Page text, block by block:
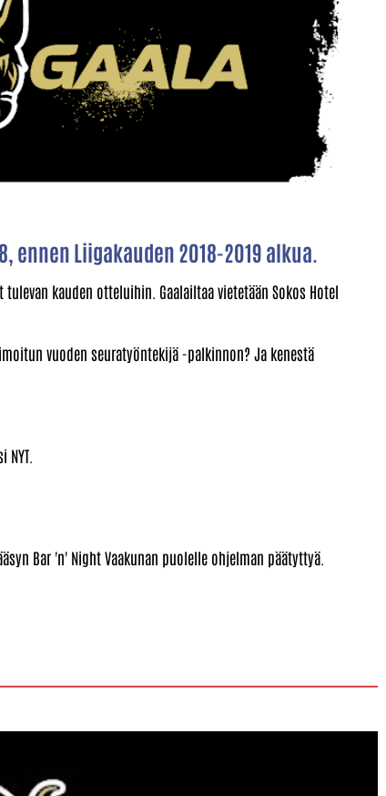
ennen Liigakauden 2018-2019 alkua.
kauden otteluihin. Gaalailtaa vietetään Sokos Hotel
vuoden seuratyöntekijä -palkinnon? Ja kenestä
Bar 'n' Night Vaakunan puolelle ohjelman päätyttyä.